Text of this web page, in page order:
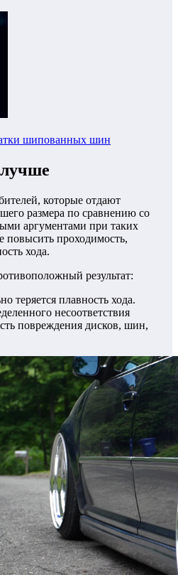
шипованных шин
которые отдают
размера по сравнению со
аргументами при таких
повысить проходимость,
хода.
результат:
теряется плавность хода.
несоответствия
повреждения дисков, шин,